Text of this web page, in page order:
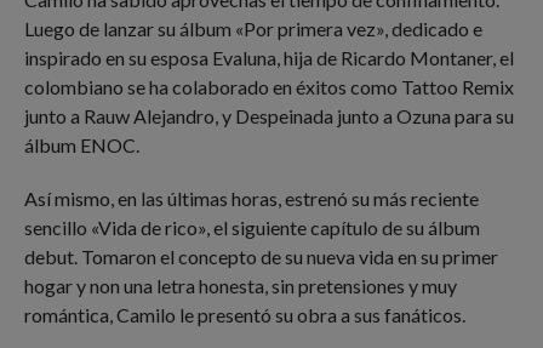
Luego de lanzar su álbum «Por primera vez», dedicado e
inspirado en su esposa Evaluna, hija de Ricardo Montaner, el
colombiano se ha colaborado en éxitos como Tattoo Remix
junto a Rauw Alejandro, y Despeinada junto a Ozuna para su
álbum ENOC.
Así mismo, en las últimas horas, estrenó su más reciente
sencillo «Vida de rico», el siguiente capítulo de su álbum
debut. Tomaron el concepto de su nueva vida en su primer
hogar y non una letra honesta, sin pretensiones y muy
romántica, Camilo le presentó su obra a sus fanáticos.